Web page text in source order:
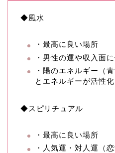
◆風水
・最高に良い場所
・男性の運や収入面
・陽のエネルギー（
とエネルギーが活性
◆スピリチュアル
・最高に良い場所
・人気運・対人運（